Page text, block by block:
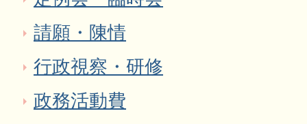
請願・陳情
行政視察・研修
政務活動費